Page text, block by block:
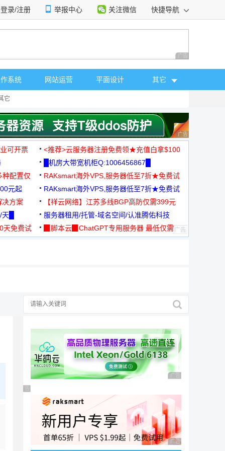
登录/注册 举报中心 关注微信 快捷导航
广告 商业广告，理
系统 网站运营 平面设计 其它
它
广告 商业广告，理
可开票
<推荐>云服务器注册免费领★充值白拿$100
█机房大带宽机柜Q:1006456867█
种配置仅
RAKsmart海外VPS,服务器低至7折★免费试
用★
元起
RAKsmart海外VPS,服务器低至7折★免费试
用★
决方案
【祥云网络】江苏多线BGP高防仅需399元
█
服务器租用/托管-域名空间/认准腾佑科技
免费试
▉脚本云▉ChatGPT专用服务器 最低仅需
广告 商业广告，理性
广告 商业广告，理性选择
广告 商业广告，理性